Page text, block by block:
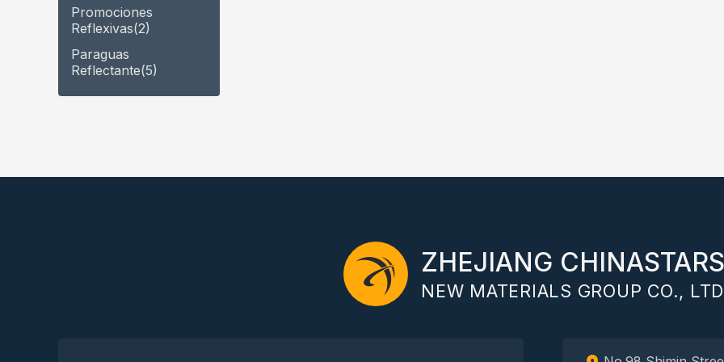
Promociones
Reflexivas(2)
Paraguas
Reflectante(5)
ZHEJIANG CHINASTARS
NEW MATERIALS GROUP CO.,